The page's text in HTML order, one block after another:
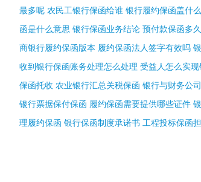
最多呢 农民工银行保函给谁 银行履约保函盖什
函是什么意思 银行保函业务结论 预付款保函多
商银行履约保函版本 履约保函法人签字有效吗
收到银行保函账务处理怎么处理 受益人怎么实
保函托收 农业银行汇总关税保函 银行与财务公
银行票据保付保函 履约保函需要提供哪些证件
理履约保函 银行保函制度承诺书 工程投标保函